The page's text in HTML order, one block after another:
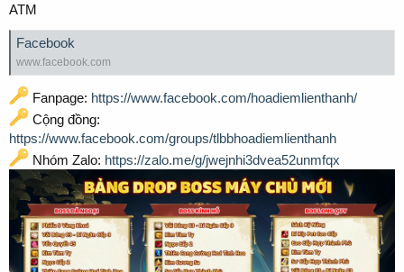
ATM
Facebook
www.facebook.com
Fanpage: https://www.facebook.com/hoadiemlienthanh/
Cộng đồng:
https://www.facebook.com/groups/tlbbhoadiemlienthanh
Nhóm Zalo: https://zalo.me/g/jwejnhi3dvea52unmfqx